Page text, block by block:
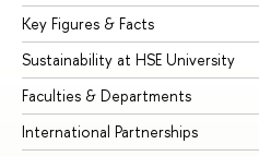
Key Figures & Facts
Sustainability at HSE University
Faculties & Departments
International Partnerships